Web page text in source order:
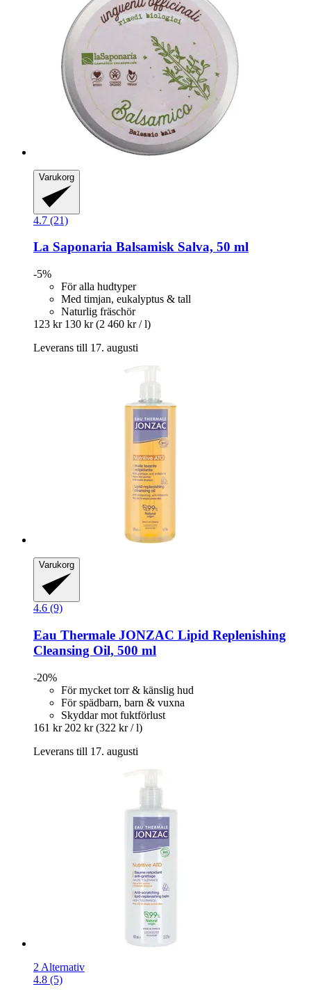
Varukorg
4.7 (21)
La Saponaria Balsamisk Salva, 50 ml
-5%
För alla hudtyper
Med timjan, eukalyptus & tall
Naturlig fräschör
123 kr 130 kr (2 460 kr / l)
Leverans till 17. augusti
Varukorg
4.6 (9)
Eau Thermale JONZAC Lipid Replenishing
Cleansing Oil, 500 ml
-20%
För mycket torr & känslig hud
För spädbarn, barn & vuxna
Skyddar mot fuktförlust
161 kr 202 kr (322 kr / l)
Leverans till 17. augusti
2 Alternativ
4.8 (5)